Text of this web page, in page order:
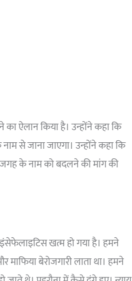
ऐलान किया है। उन्होंने कहा कि
से जाना जाएगा। उन्होंने कहा कि
के नाम को बदलने की मांग की
खत्म हो गया है। हमने
बेरोजगारी लाता था। हमने